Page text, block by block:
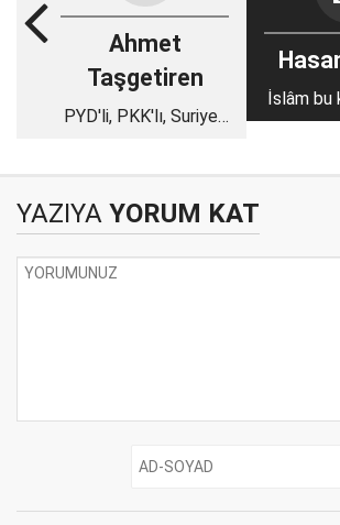
Ahmet
Taşgetiren
PYD'li, PKK'lı, Suriyeli
İslâm bu
biz
YAZIYA YORUM KAT